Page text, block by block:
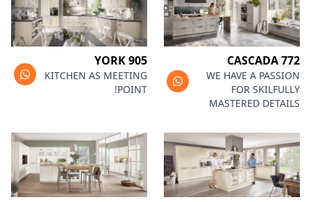
CASCADA 772
WE HAVE A PASSION
FOR SKILFULLY
MASTERED DETAILS
YORK 905
KITCHEN AS MEETING
POINT!